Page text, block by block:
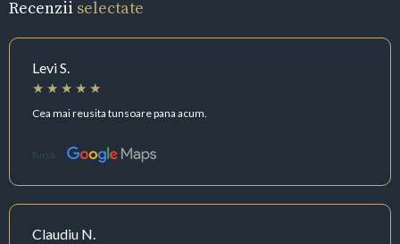
Recenzii selectate
Levi S.
Cea mai reusita tunsoare pana acum.
Sursă:
Claudiu N.